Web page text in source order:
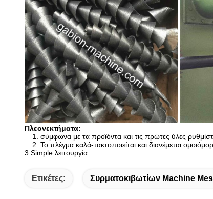
Πλεονεκτήματα:
1. σύμφωνα με τα προϊόντα και τις πρώτες ύλες
2. Το πλέγμα καλά-τακτοποιείται και διανέμεται
3.Simple λειτουργία.
Ετικέτες: Συρματοκιβωτίων Machine